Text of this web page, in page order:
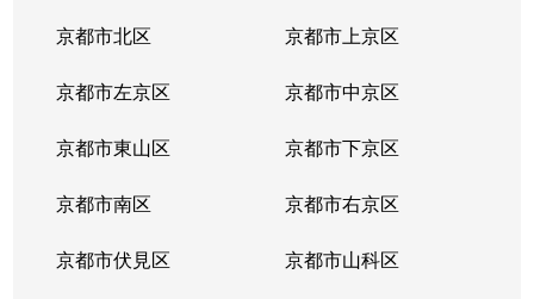
京都市北区 京都市上京区
京都市左京区 京都市中京区
京都市東山区 京都市下京区
京都市南区 京都市右京区
京都市伏見区 京都市山科区